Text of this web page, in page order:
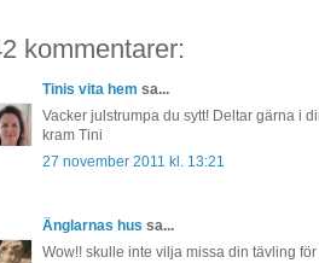
kommentarer:
Tinis vita hem sa...
Vacker julstrumpa du sytt! Deltar gärna i
kram Tini
27 november 2011 kl. 13:21
Änglarnas hus sa...
Wow!! skulle inte vilja missa din tävling